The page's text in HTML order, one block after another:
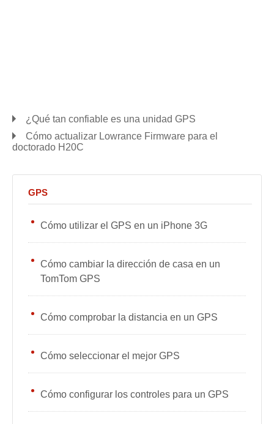
¿Qué tan confiable es una unidad GPS
Cómo actualizar Lowrance Firmware para el
doctorado H20C
GPS
Cómo utilizar el GPS en un iPhone 3G
Cómo cambiar la dirección de casa en un
TomTom GPS
Cómo comprobar la distancia en un GPS
Cómo seleccionar el mejor GPS
Cómo configurar los controles para un GPS